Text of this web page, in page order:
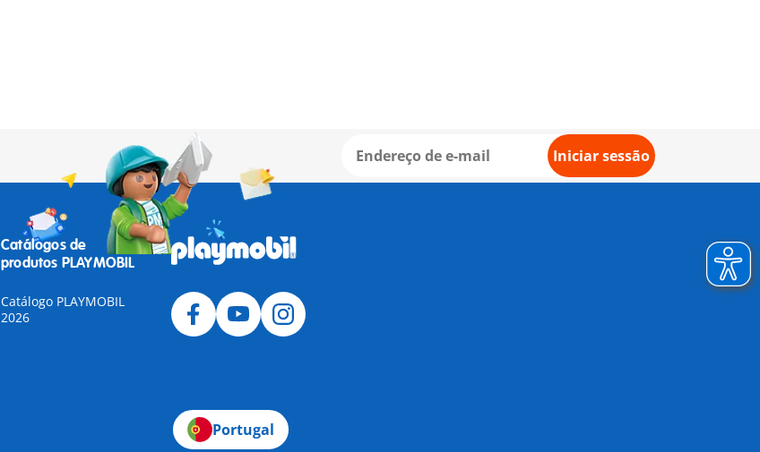
Iniciar sessão
Catálogos de
produtos PLAYMOBIL
Catálogo PLAYMOBIL
2026
Portugal